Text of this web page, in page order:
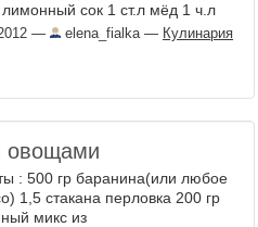
лимонный сок 1 ст.л мёд 1 ч.л
— elena_fialka— Кулинария
овощами
: 500 гр баранина(или любое
1,5 стакана перловка 200 гр
микс из